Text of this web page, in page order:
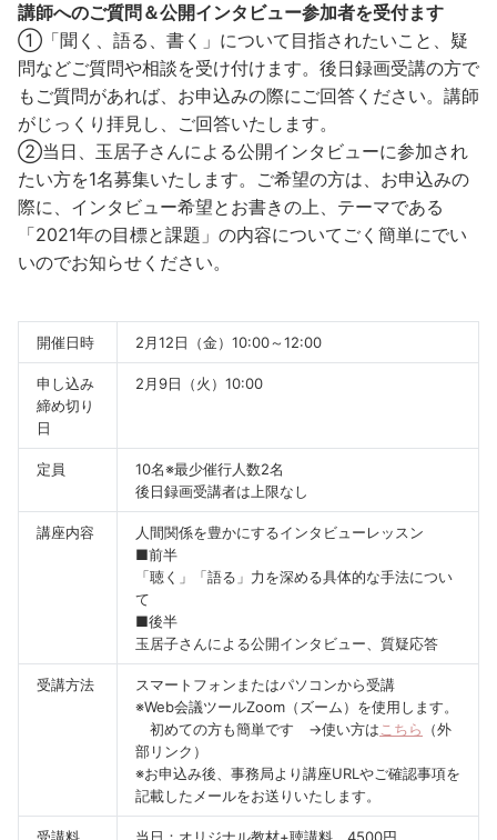
講師へのご質問＆公開インタビュー参加者を受付ます
①「聞く、語る、書く」について目指されたいこと、疑
問などご質問や相談を受け付けます。後日録画受講の方で
もご質問があれば、お申込みの際にご回答ください。講師
がじっくり拝見し、ご回答いたします。
②当日、玉居子さんによる公開インタビューに参加され
たい方を1名募集いたします。ご希望の方は、お申込みの
際に、インタビュー希望とお書きの上、テーマである
「2021年の目標と課題」の内容についてごく簡単にでい
いのでお知らせください。
開催日時 2月12日（金）10:00～12:00
申し込み
締め切り
日
2月9日（火）10:00
定員
10名※最少催行人数2名
後日録画受講者は上限なし
講座内容
人間関係を豊かにするインタビューレッスン
■前半
「聴く」「語る」力を深める具体的な手法につい
て
■後半
玉居子さんによる公開インタビュー、質疑応答
受講方法
スマートフォンまたはパソコンから受講
※Web会議ツールZoom（ズーム）を使用します。
初めての方も簡単です →使い方はこちら
（外
部リンク）
※お申込み後、事務局より講座URLやご確認事項を
記載したメールをお送りいたします。